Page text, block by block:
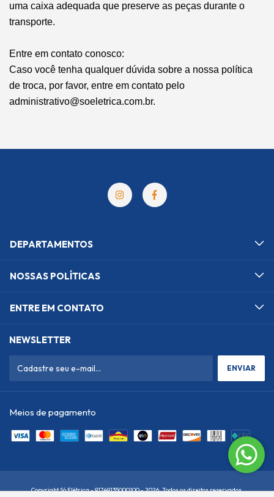
uma caixa adequada que preserve as peças durante o
transporte.
Entre em contato conosco:
Caso você tenha qualquer dúvida sobre a nossa política
de troca, por favor, entre em contato pelo
administrativo@soeletrica.com.br.
DEPARTAMENTOS
NOSSAS POLÍTICAS
ENTRE EM CONTATO
NEWSLETTER
Meios de pagamento
Copyright Só Elétrica - 91749135000100 - 2026. Todos os direitos reservados.